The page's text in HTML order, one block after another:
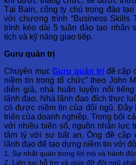
Tại Bain, công ty chú trọng đào
với chương trình “Business Skills
trình kéo dài 5 tuần đào tạo nhân
tích và kỹ năng giao tiếp.
Guru quản trị
Chuyên mụcGuru quản trịđề cập
niềm tin trong tổ chức” theo John
diễn giả, nhà huấn luyện nổi
lãnh đạo. Nhà lãnh đạo đích thực
có được niềm tin của đội ngũ. Đây
triển của doanh nghiệp. Trong bối
với nhiều biến số, nguồn nhân lực
tâm lý với sự bất an. Ông đề cập
lãnh đạo để tạo dựng niềm tin với
1. Sự nhất quán trong lời nói và hành
2. Liên tục hỗ trợ và giúp đỡ đội ngũ